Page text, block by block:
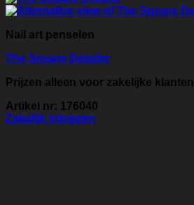
Nail art penselen
The Square Detailer
Prijzen alleen voor zakelijke klanten
Artikel nr: 176040
Zakelijk inloggen